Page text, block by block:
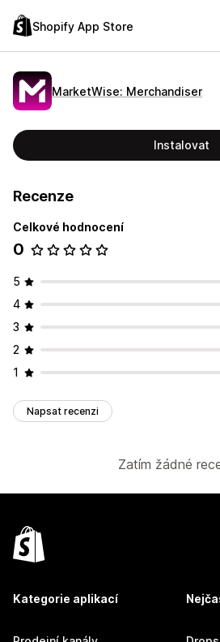
Shopify App Store
MarketWise: Merchandiser
Instalovat
Recenze
Celkové hodnocení
0
5
4
3
2
1
Napsat recenzi
Zatím žádné
Kategorie aplikací